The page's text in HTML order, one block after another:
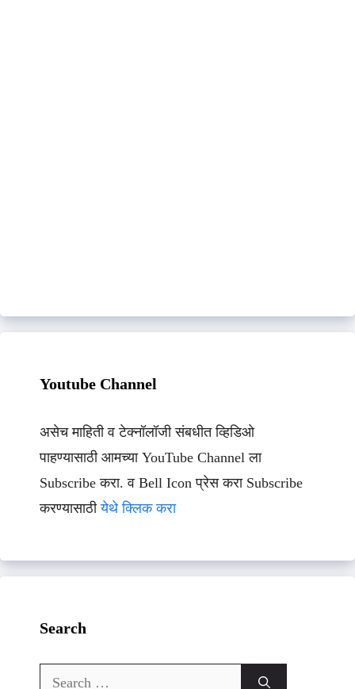
Youtube Channel
असेच माहिती व टेक्नॉलॉजी संबधीत व्हिडिओ
पाहण्यासाठी आमच्या YouTube Channel ला
Subscribe करा. व Bell Icon प्रेस करा Subscribe
करण्यासाठीयेथे क्लिक करा
Search
Search